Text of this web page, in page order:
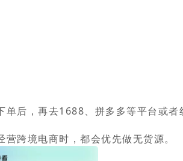
后，再去1688、拼多多等平台或者
营跨境电商时，都会优先做无货源。